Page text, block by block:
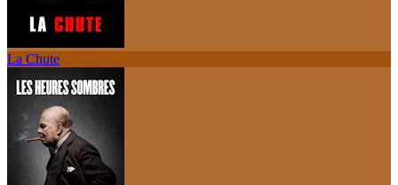
La Chute